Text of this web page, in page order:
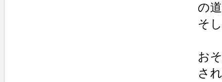
の
そ
お
さ